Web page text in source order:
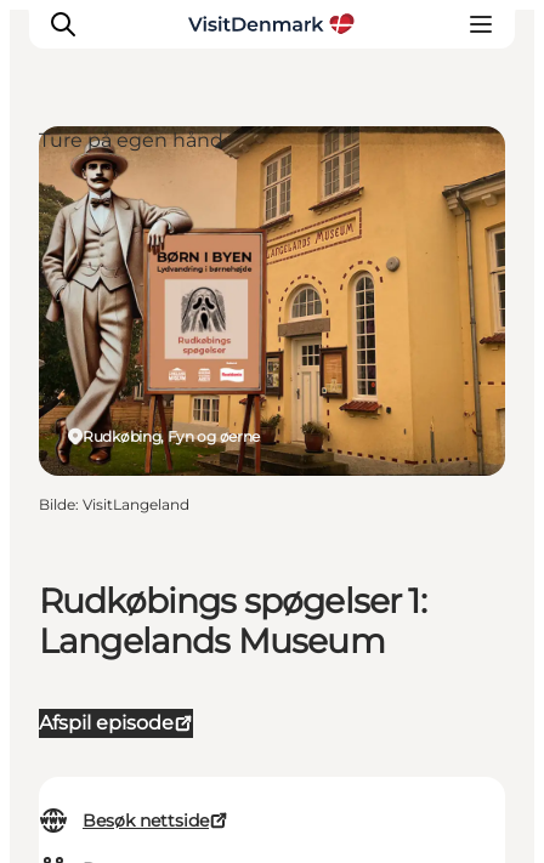
Inspirasjon
Reisemål
Aktiviteter
Overnatting
Planlegg reisen
Rudkøbings spøgelser 1:
Langelands Museum
Afspil episode
Besøk nettside
Rudkøbing, Fyn og øerne
Ture på egen hånd
Bilde: VisitLangeland